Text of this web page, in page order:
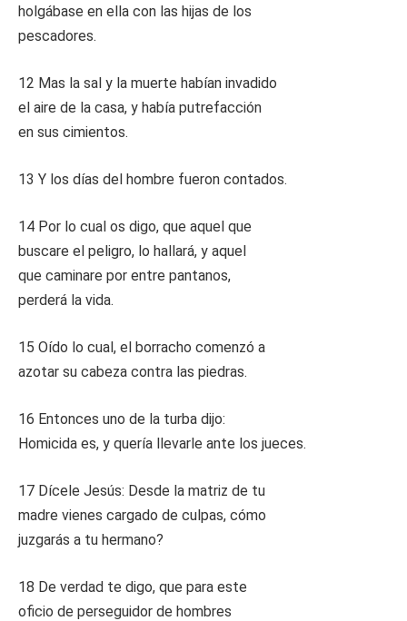
holgábase en ella con las hijas de los
pescadores.
12 Mas la sal y la muerte habían invadido
el aire de la casa, y había putrefacción
en sus cimientos.
13 Y los días del hombre fueron contados.
14 Por lo cual os digo, que aquel que
buscare el peligro, lo hallará, y aquel
que caminare por entre pantanos,
perderá la vida.
15 Oído lo cual, el borracho comenzó a
azotar su cabeza contra las piedras.
16 Entonces uno de la turba dijo:
Homicida es, y quería llevarle ante los jueces.
17 Dícele Jesús: Desde la matriz de tu
madre vienes cargado de culpas, cómo
juzgarás a tu hermano?
18 De verdad te digo, que para este
oficio de perseguidor de hombres